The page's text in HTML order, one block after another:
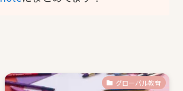
グローバル教育